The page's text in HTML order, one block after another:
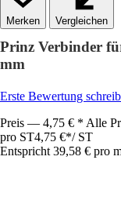
Vergleichen
Prinz Verbinder
mm
Erste Bewertung
Preis — 4,75 € * Alle
pro ST4,75 €*/ ST
Entspricht 39,58 € pro